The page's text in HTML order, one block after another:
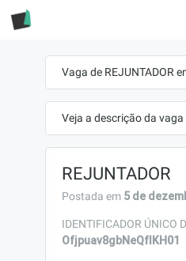
Vaga de REJUNTADOR
Veja a descrição da
REJUNTADOR
Postada em 5 de
IDENTIFICADOR ÚNICO
Ofjpuav8gbNeQfIKH01